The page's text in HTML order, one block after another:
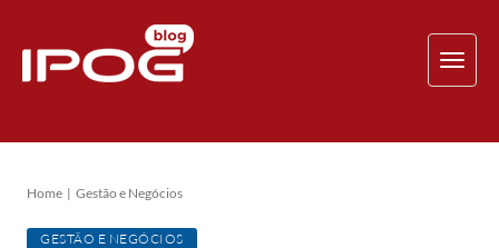
Home Gestão e Negócios
GESTÃO E NEGÓCIOS